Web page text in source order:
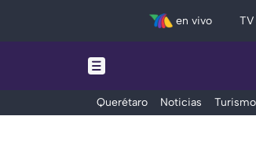
en vivo
Querétaro Noticias Turismo